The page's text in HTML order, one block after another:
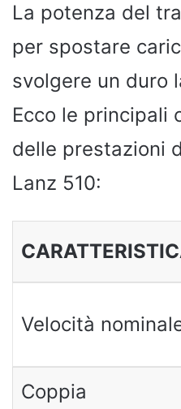
La potenza del
per spostare
svolgere un duro
Ecco le principali
delle prestazioni
Lanz 510:
Velocità
Coppia